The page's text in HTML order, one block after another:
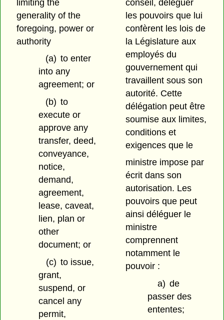
limiting the
generality of the
foregoing, power or
authority
(a) to enter
into any
agreement; or
(b) to
execute or
approve any
transfer, deed,
conveyance,
notice,
demand,
agreement,
lease, caveat,
lien, plan or
other
document; or
(c) to issue,
grant,
suspend, or
cancel any
permit,
conseil, déléguer
les pouvoirs que lui
confèrent les lois de
la Législature aux
employés du
gouvernement qui
travaillent sous son
autorité. Cette
délégation peut être
soumise aux limites,
conditions et
exigences que le
ministre impose par
écrit dans son
autorisation. Les
pouvoirs que peut
ainsi déléguer le
ministre
comprennent
notamment le
pouvoir :
a) de
passer des
ententes;